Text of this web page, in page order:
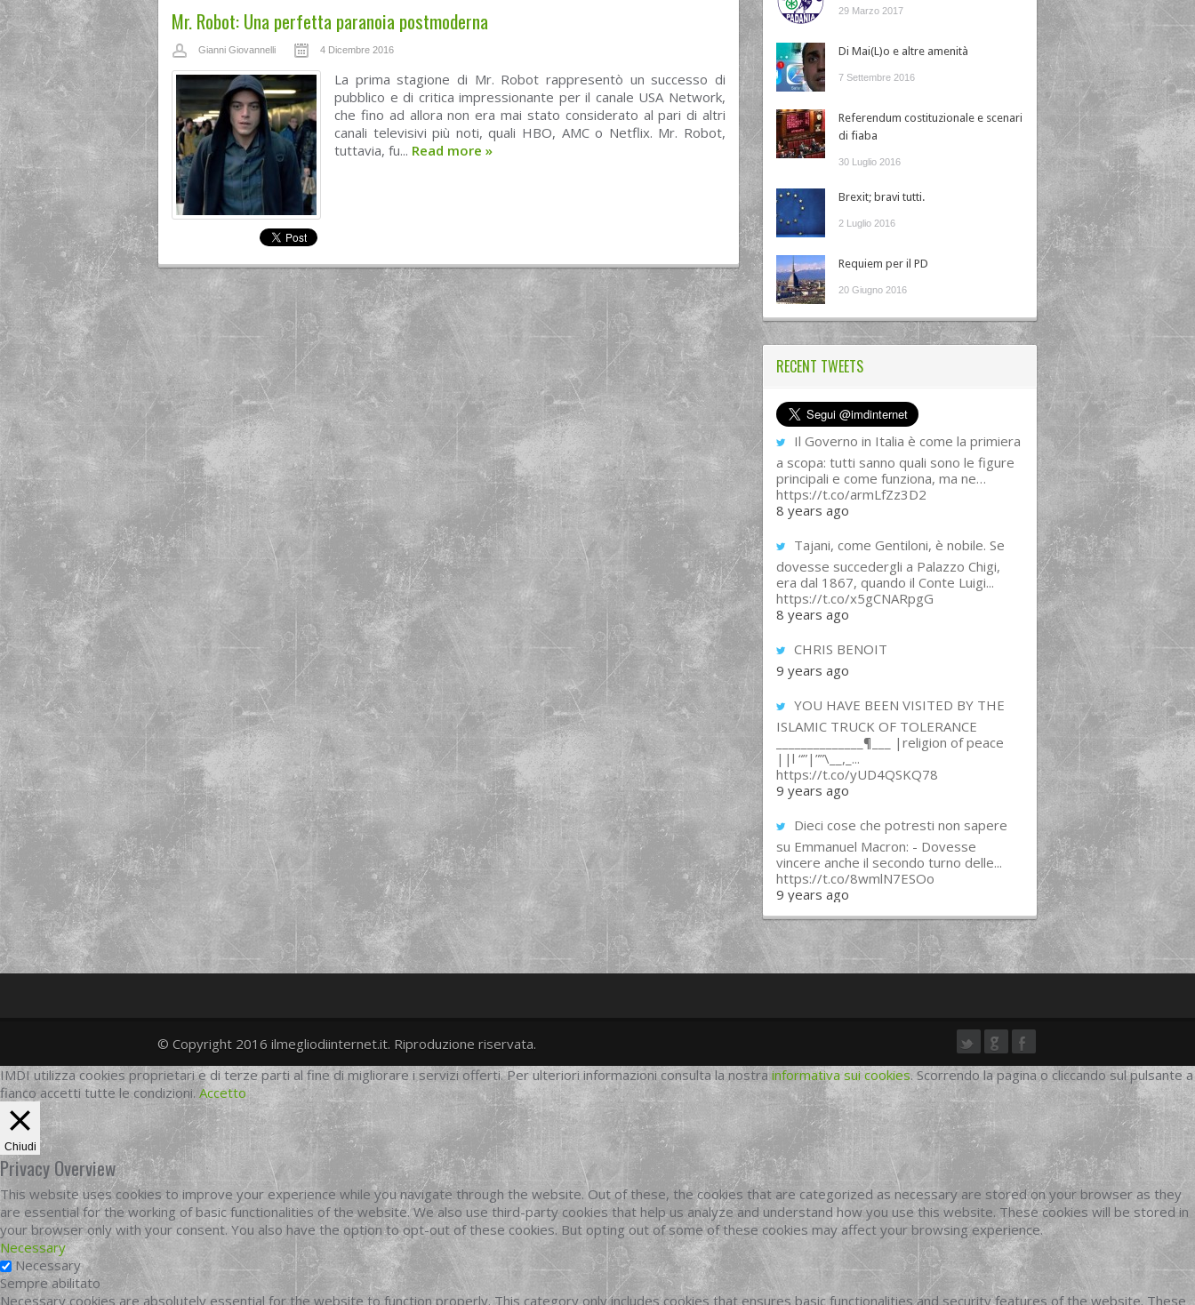
Mr. Robot: Una perfetta paranoia postmoderna
Gianni Giovannelli 4 Dicembre 2016
La prima stagione di Mr. Robot rappresentò un successo di
pubblico e di critica impressionante per il canale USA Network,
che fino ad allora non era mai stato considerato al pari di altri
canali televisivi più noti, quali HBO, AMC o Netflix. Mr. Robot,
tuttavia, fu... Read more »
29 Marzo 2017
Di Mai(L)o e altre amenità
7 Settembre 2016
Referendum costituzionale e scenari
di fiaba
30 Luglio 2016
Brexit; bravi tutti.
2 Luglio 2016
Requiem per il PD
20 Giugno 2016
RECENT TWEETS
Il Governo in Italia è come la primiera
a scopa: tutti sanno quali sono le figure
principali e come funziona, ma ne…
https://t.co/armLfZz3D2
8 years ago
Tajani, come Gentiloni, è nobile. Se
dovesse succedergli a Palazzo Chigi,
era dal 1867, quando il Conte Luigi...
https://t.co/x5gCNARpgG
8 years ago
CHRIS BENOIT
9 years ago
YOU HAVE BEEN VISITED BY THE
ISLAMIC TRUCK OF TOLERANCE
______________¶___ |religion of peace
||l “”|””\__,_...
https://t.co/yUD4QSKQ78
9 years ago
Dieci cose che potresti non sapere
su Emmanuel Macron: - Dovesse
vincere anche il secondo turno delle...
https://t.co/8wmlN7ESOo
9 years ago
twittergoogleplus
facebook
© Copyright 2016 ilmegliodiinternet.it. Riproduzione riservata.
IMDI utilizza cookies proprietari e di terze parti al fine di migliorare i servizi offerti. Per ulteriori informazioni consulta la nostra informativa sui cookies. Scorrendo la pagina o cliccando sul pulsante a
fianco accetti tutte le condizioni. Accetto
Chiudi
Privacy Overview
This website uses cookies to improve your experience while you navigate through the website. Out of these, the cookies that are categorized as necessary are stored on your browser as they
are essential for the working of basic functionalities of the website. We also use third-party cookies that help us analyze and understand how you use this website. These cookies will be stored in
your browser only with your consent. You also have the option to opt-out of these cookies. But opting out of some of these cookies may affect your browsing experience.
Necessary
Necessary
Sempre abilitato
Necessary cookies are absolutely essential for the website to function properly. This category only includes cookies that ensures basic functionalities and security features of the website. These